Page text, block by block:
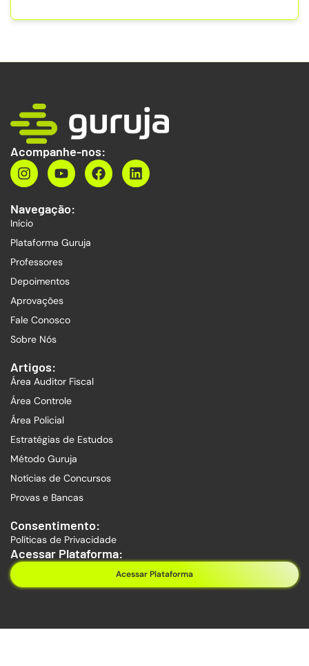
Acompanhe-nos:
Navegação:
Início
Plataforma Guruja
Professores
Depoimentos
Aprovações
Fale Conosco
Sobre Nós
Artigos:
Área Auditor Fiscal
Área Controle
Área Policial
Estratégias de Estudos
Método Guruja
Notícias de Concursos
Provas e Bancas
Consentimento:
Políticas de Privacidade
Acessar Plataforma:
Acessar Plataforma